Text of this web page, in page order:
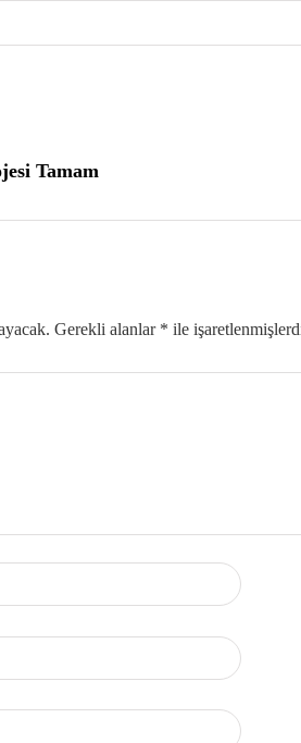
Tamam
Gerekli alanlar * ile